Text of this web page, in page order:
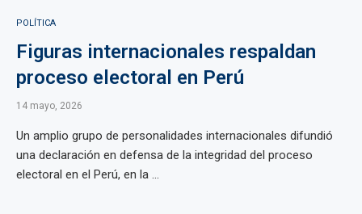
POLÍTICA
Figuras internacionales respaldan
proceso electoral en Perú
14 mayo, 2026
Un amplio grupo de personalidades internacionales difundió
una declaración en defensa de la integridad del proceso
electoral en el Perú, en la ...